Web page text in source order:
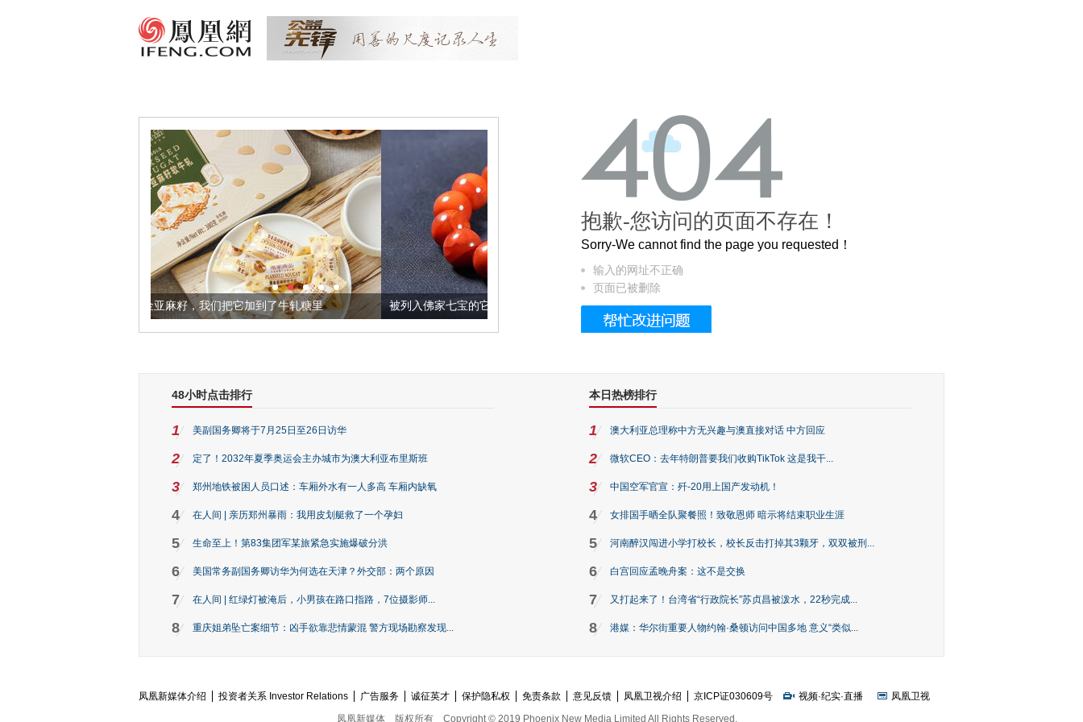
健康的黄金亚麻籽，我们把它加到了牛轧糖里 被列入佛家七宝的它到底有多美？ 这个3.2米的长卷，还原了600岁的紫禁城
抱歉-您访问的页面不存在！
Sorry-We cannot find the page you requested！
输入的网址不正确
页面已被删除
48小时点击排行
1 美副国务卿将于7月25日至26日访华
2 定了！2032年夏季奥运会主办城市为澳大利亚布里斯班
3 郑州地铁被困人员口述：车厢外水有一人多高 车厢内缺氧
4 在人间 | 亲历郑州暴雨：我用皮划艇救了一个孕妇
5 生命至上！第83集团军某旅紧急实施爆破分洪
6 美国常务副国务卿访华为何选在天津？外交部：两个原因
7 在人间 | 红绿灯被淹后，小男孩在路口指路，7位摄影师...
8 重庆姐弟坠亡案细节：凶手欲靠悲情蒙混 警方现场勘察发现...
本日热榜排行
1 澳大利亚总理称中方无兴趣与澳直接对话 中方回应
2 微软CEO：去年特朗普要我们收购TikTok 这是我干...
3 中国空军官宣：歼-20用上国产发动机！
4 女排国手晒全队聚餐照！致敬恩师 暗示将结束职业生涯
5 河南醉汉闯进小学打校长，校长反击打掉其3颗牙，双双被刑...
6 白宫回应孟晚舟案：这不是交换
7 又打起来了！台湾省“行政院长”苏贞昌被泼水，22秒完成...
8 港媒：华尔街重要人物约翰·桑顿访问中国多地 意义“类似...
凤凰新媒体介绍 投资者关系 Investor Relations 广告服务 诚征英才 保护隐私权 免责条款 意见反馈 凤凰卫视介绍 京ICP证030609号 视频·纪实·直播
凤凰卫视
凤凰新媒体
版权所有 Copyright © 2019 Phoenix New Media Limited All Rights Reserved.